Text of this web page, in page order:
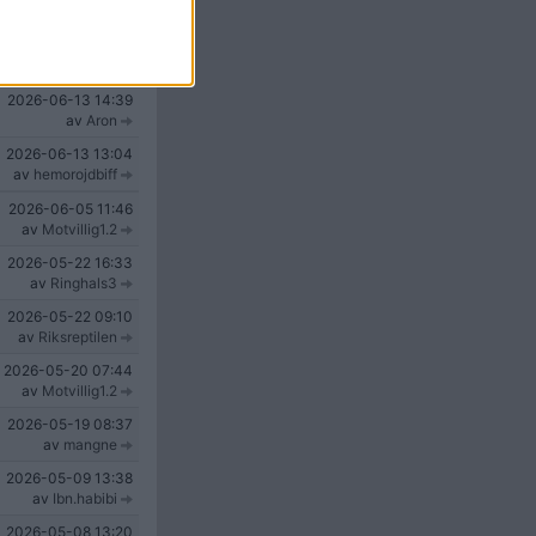
2026-06-13 14:39
av Aron
2026-06-13 13:04
av hemorojdbiff
2026-06-05 11:46
av Motvillig1.2
2026-05-22 16:33
av Ringhals3
2026-05-22 09:10
av Riksreptilen
2026-05-20 07:44
av Motvillig1.2
2026-05-19 08:37
av mangne
2026-05-09 13:38
av Ibn.habibi
2026-05-08 13:20